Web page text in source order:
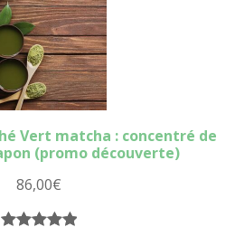
client
Vert matcha : concentré de
(promo découverte)
86,00€